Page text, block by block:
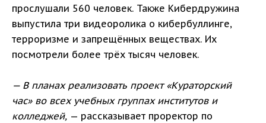
прослушали 560 человек. Также Кибердружина
выпустила три видеоролика о кибербуллинге,
терроризме и запрещённых веществах. Их
посмотрели более трёх тысяч человек.
— В планах реализовать проект «Кураторский
час» во всех учебных группах институтов и
колледжей, — рассказывает проректор по